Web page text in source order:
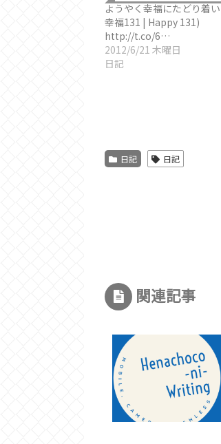
ようやく幸福にたどり着
幸福131 | Happy 131)
http://t.co/6…
2012/6/21 木曜日
日記
日記 日記
関連記事